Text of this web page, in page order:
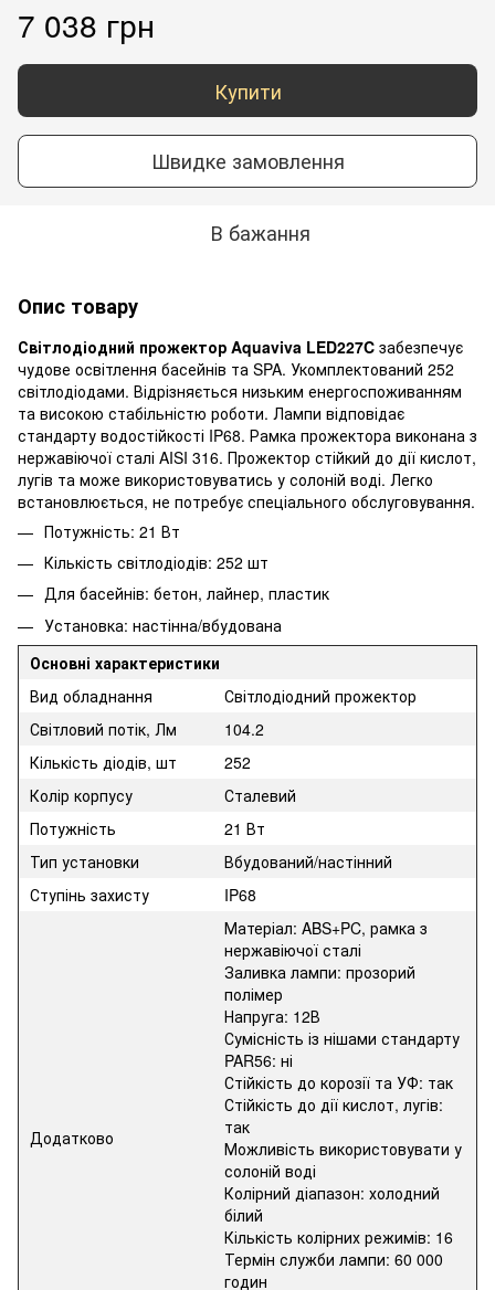
7 038 грн
Купити
Швидке замовлення
В бажання
Опис товару
Світлодіодний прожектор Aquaviva LED227C забезпечує
чудове освітлення басейнів та SPA. Укомплектований 252
світлодіодами. Відрізняється низьким енергоспоживанням
та високою стабільністю роботи. Лампи відповідає
стандарту водостійкості IP68. Рамка прожектора виконана з
нержавіючої сталі AISI 316. Прожектор стійкий до дії кислот,
лугів та може використовуватись у солоній воді. Легко
встановлюється, не потребує спеціального обслуговування.
Потужність: 21 Вт
Кількість світлодіодів: 252 шт
Для басейнів: бетон, лайнер, пластик
Установка: настінна/вбудована
Основні характеристики
Вид обладнання
Світлодіодний прожектор
Світловий потік, Лм
104.2
Кількість діодів, шт
252
Колір корпусу
Сталевий
Потужність
21 Вт
Тип установки
Вбудований/настінний
Ступінь захисту
IP68
Додатково
Матеріал: ABS+PC, рамка з
нержавіючої сталі
Заливка лампи: прозорий
полімер
Напруга: 12В
Сумісність із нішами стандарту
PAR56: ні
Стійкість до корозії та УФ: так
Стійкість до дії кислот, лугів:
так
Можливість використовувати у
солоній воді
Колірний діапазон: холодний
білий
Кількість колірних режимів: 16
Термін служби лампи: 60 000
годин